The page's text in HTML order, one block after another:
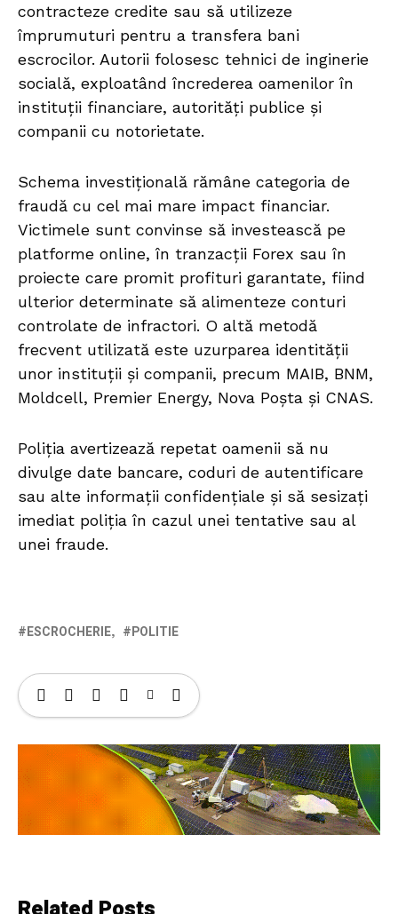
contracteze credite sau să utilizeze
împrumuturi pentru a transfera bani
escrocilor. Autorii folosesc tehnici de inginerie
socială, exploatând încrederea oamenilor în
instituții financiare, autorități publice și
companii cu notorietate.
Schema investițională rămâne categoria de
fraudă cu cel mai mare impact financiar.
Victimele sunt convinse să investească pe
platforme online, în tranzacții Forex sau în
proiecte care promit profituri garantate, fiind
ulterior determinate să alimenteze conturi
controlate de infractori. O altă metodă
frecvent utilizată este uzurparea identității
unor instituții și companii, precum MAIB, BNM,
Moldcell, Premier Energy, Nova Poșta și CNAS.
Poliția avertizează repetat oamenii să nu
divulge date bancare, coduri de autentificare
sau alte informații confidențiale și să sesizați
imediat poliția în cazul unei tentative sau al
unei fraude.
ESCROCHERIE POLITIE